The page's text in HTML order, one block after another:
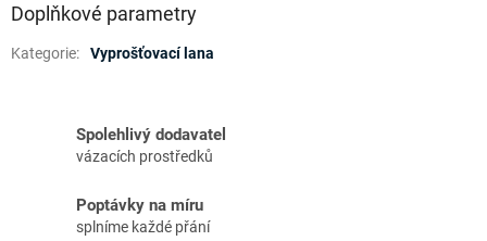
Doplňkové parametry
Kategorie: Vyprošťovací lana
Spolehlivý dodavatel
vázacích prostředků
Poptávky na míru
splníme každé přání